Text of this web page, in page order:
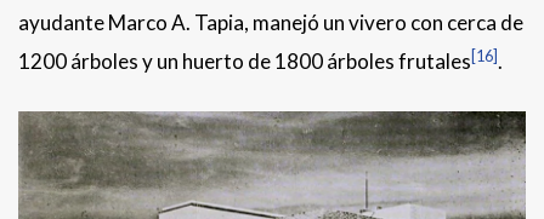
ayudante Marco A. Tapia, manejó un vivero con cerca de
1200 árboles y un huerto de 1800 árboles frutales[16].